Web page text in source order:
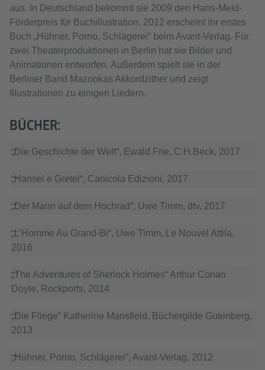
aus. In Deutschland bekommt sie 2009 den Hans-Meid-
Förderpreis für Buchillustration. 2012 erscheint ihr erstes
Buch „Hühner, Porno, Schlägerei“ beim Avant-Verlag. Für
zwei Theaterproduktionen in Berlin hat sie Bilder und
Animationen entworfen. Außerdem spielt sie in der
Berliner Band Mazookas Akkordzither und zeigt
Illustrationen zu einigen Liedern.
BÜCHER:
„Die Geschichte der Welt“, Ewald Frie, C.H.Beck, 2017
„Hansel e Gretel“, Canicola Edizioni, 2017
„Der Mann auf dem Hochrad“, Uwe Timm, dtv, 2017
„L’Homme Au Grand-Bi“, Uwe Timm, Le Nouvel Attila,
2016
„The Adventures of Sherlock Holmes“ Arthur Conan
Doyle, Rockports, 2014
„Die Fliege“ Katherine Mansfield, Büchergilde Gutenberg,
2013
„Hühner, Porno, Schlägerei“, Avant-Verlag, 2012